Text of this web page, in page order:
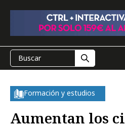
Formación y estudios
Aumentan los